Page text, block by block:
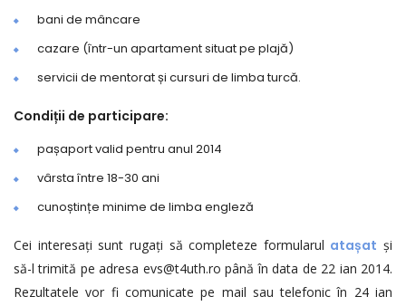
bani de mâncare
cazare (într-un apartament situat pe plajă)
servicii de mentorat și cursuri de limba turcă.
Condiții de participare:
pașaport valid pentru anul 2014
vârsta între 18-30 ani
cunoștințe minime de limba engleză
Cei interesați sunt rugați să completeze formularul atașat și
să-l trimită pe adresa evs@t4uth.ro până în data de 22 ian 2014.
Rezultatele vor fi comunicate pe mail sau telefonic în 24 ian